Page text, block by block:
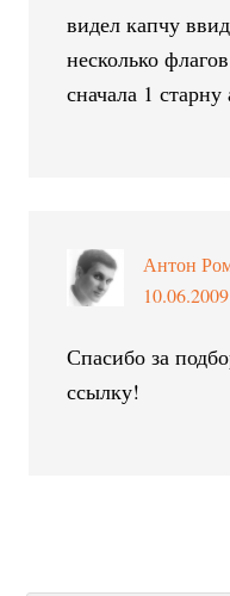
видел капчу
несколько
сначала 1
Антон
Спасибо за
ссылку!